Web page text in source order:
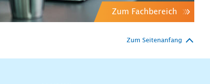
Zum Fachbereich
Zum Seitenanfang